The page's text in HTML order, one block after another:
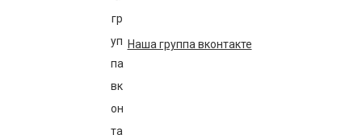
Наша группа вконтакте